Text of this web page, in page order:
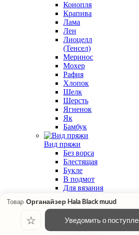
Конопля
Крапива
Лама
Лен
Лиоцелл
(Тенсел)
Меринос
Мохер
Рафия
Хлопок
Шелк
Шерсть
Ягненок
Як
Бамбук
Вид пряжи
Без ворса
Блестящая
Букле
В подмот
Для вязания
Классическая
Меланжевая
Мохеровая
Товар Органайзер Hala Black muud
☆ Уведомить о